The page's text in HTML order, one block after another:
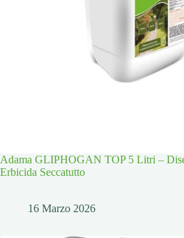
Adama GLIPHOGAN TOP 5 Litri –
Erbicida Seccatutto
16 Marzo 2026